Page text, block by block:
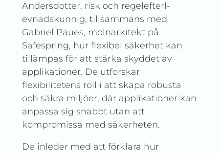
Andersdotter, risk och regelefterl­
evnadskunnig, tillsammans med
Gabriel Paues, molnarkitekt på
Safespring, hur flexibel säkerhet kan
tillämpas för att stärka skyddet av
applikationer. De utforskar
flexibilitetens roll i att skapa robusta
och säkra miljöer, där applikationer kan
anpassa sig snabbt utan att
kompromissa med säkerheten.
De inleder med att förklara hur